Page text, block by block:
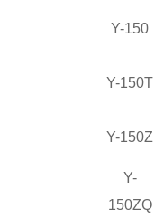
Y-150
Y-150T
Y-150Z
Y-
150ZQ